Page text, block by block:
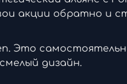
акции обратно и
Это
дизайн.